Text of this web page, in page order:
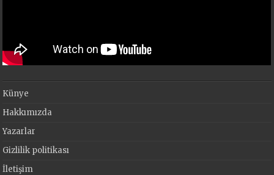
Künye
Hakkımızda
Yazarlar
Gizlilik politikası
İletişim